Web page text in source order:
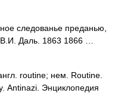
следованье преданью,
Даль. 1863 1866 …
routine; нем. Routine.
Antinazi. Энциклопедия